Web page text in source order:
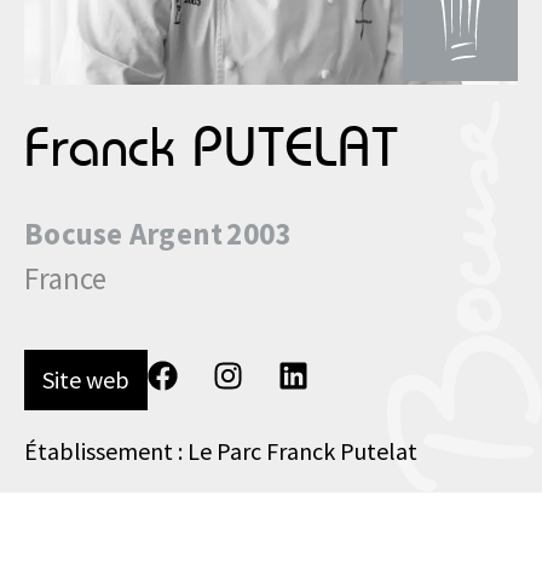
Franck PUTELAT
Bocuse Argent2003
France
Site web
Établissement : Le Parc Franck Putelat